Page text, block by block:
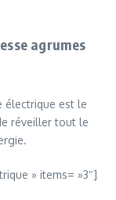
agrumes
électrique est le
réveiller tout le
» items= »3″]